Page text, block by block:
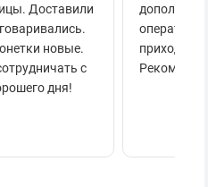
Доставили
новые.
с
дня!
приходило